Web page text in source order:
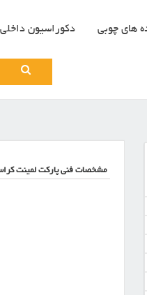
های چوبی دکوراسیون داخلی
مشخصات فنی پارکت لمینت